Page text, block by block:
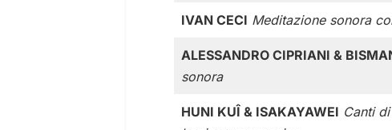
IVAN CECI Meditazione sonora
ALESSANDRO CIPRIANI &
sonora
HUNI KUÎ & ISAKAYAWEI Canti